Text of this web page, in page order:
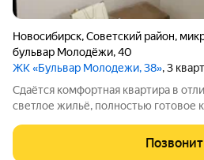
Новосибирск,Советский район,
бульвар Молодёжи,40
ЖК «Бульвар Молодежи, 38», 3
Сдаётся комфортная квартира в
светлое жильё, полностью готовое
мебель, техника и функциональная
просмотру! Арт. 137697806